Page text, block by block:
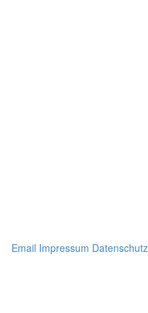
Email Impressum Datenschutz